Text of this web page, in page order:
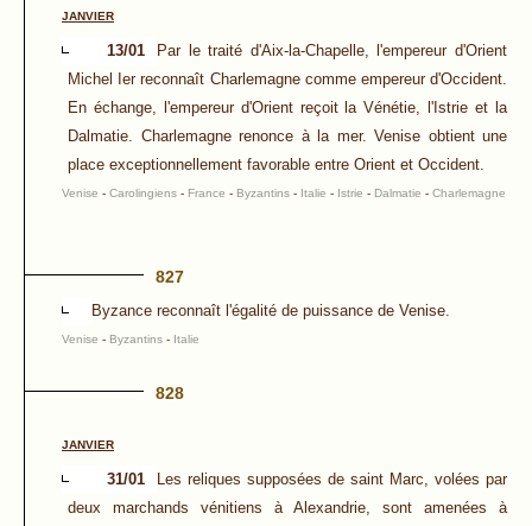
JANVIER
13/01
Par le traité d'Aix-la-Chapelle, l'empereur d'Orient
Michel Ier reconnaît Charlemagne comme empereur d'Occident.
En échange, l'empereur d'Orient reçoit la Vénétie, l'Istrie et la
Dalmatie. Charlemagne renonce à la mer. Venise obtient une
place exceptionnellement favorable entre Orient et Occident.
Venise - Carolingiens - France - Byzantins - Italie - Istrie - Dalmatie - Charlemagne
827
Byzance reconnaît l'égalité de puissance de Venise.
Venise - Byzantins - Italie
828
JANVIER
31/01
Les reliques supposées de saint Marc, volées par
deux marchands vénitiens à Alexandrie, sont amenées à